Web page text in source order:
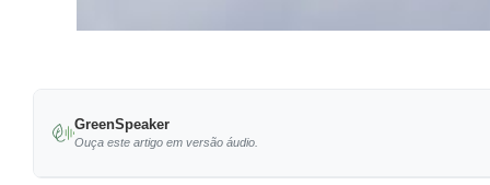
GreenSpeaker
Ouça este artigo em versão áudio.